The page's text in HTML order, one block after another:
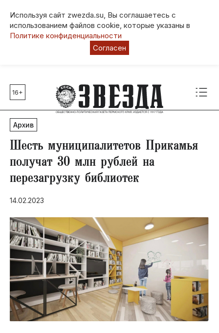
Используя сайт zwezda.su, Вы соглашаетесь с
использованием файлов cookie, которые указаны в
Политике конфиденциальности
Согласен
Главные темы
80 лет Победы
Молодежная столица РФ
СВО
Выборы в Пермском крае
Социальная поддержка
Инфраструктура
Благоустройство
16+
Архив
Шесть муниципалитетов Прикамья
получат 30 млн рублей на
перезагрузку библиотек
14.02.2023